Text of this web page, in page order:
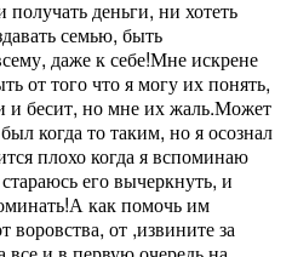
получать деньги, ни хотеть
семью, быть
даже к себе!Мне искрене
от того что я могу их понять,
и бесит, но мне их жаль.Может
когда то таким, но я осознал
плохо когда я вспоминаю
его вычеркнуть, и
как помочь им
воровства, от ,извините за